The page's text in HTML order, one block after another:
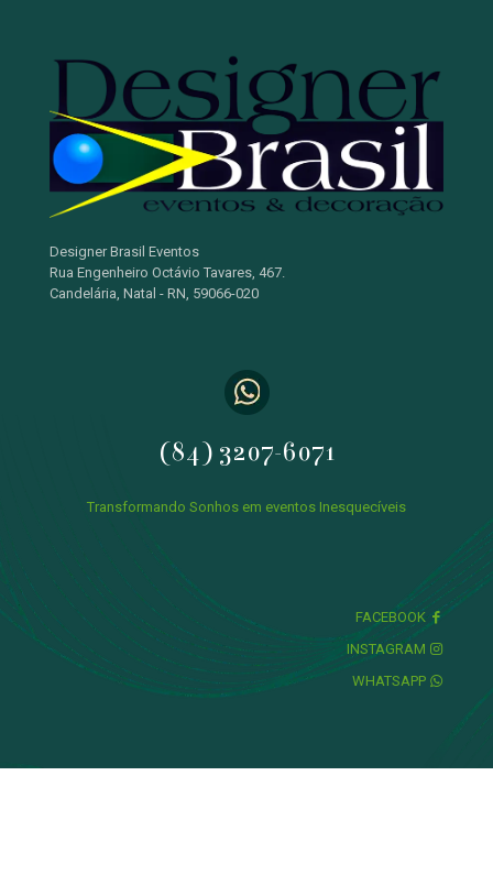
Designer Brasil Eventos
Rua Engenheiro Octávio Tavares, 467.
Candelária, Natal - RN, 59066-020
(84) 3207-6071
Transformando Sonhos em eventos Inesquecíveis
FACEBOOK
INSTAGRAM
WHATSAPP